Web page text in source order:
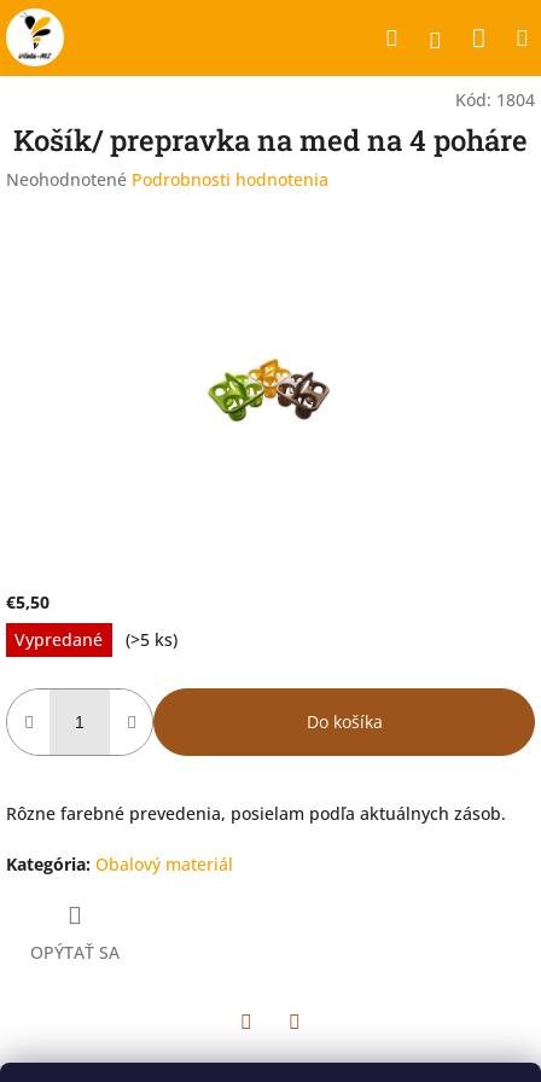
Prejsť
na
obsah
Hľadať
Kód: 1804
Košík/ prepravka na med na 4 poháre
Priemerné
Neohodnotené Podrobnosti hodnotenia
€5,50
Jednotková
cena:
Vypredané (>5 ks)
Do košíka
Rôzne farebné prevedenia, posielam podľa aktuálnych zásob.
Kategória: Obalový materiál
OPÝTAŤ SA
FacebookTwitter